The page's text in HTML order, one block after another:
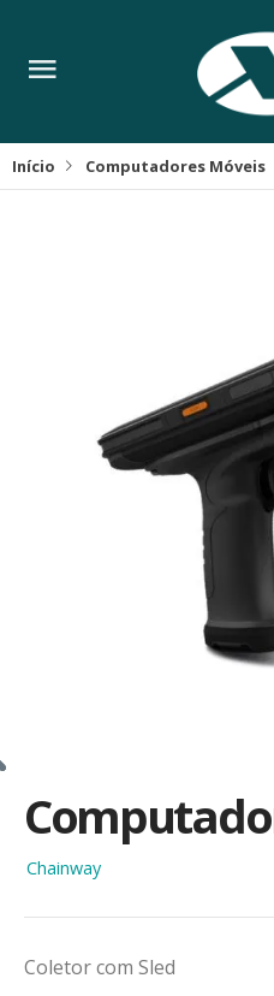
Início Computadores Móveis
Chainway
Coletor com Sled